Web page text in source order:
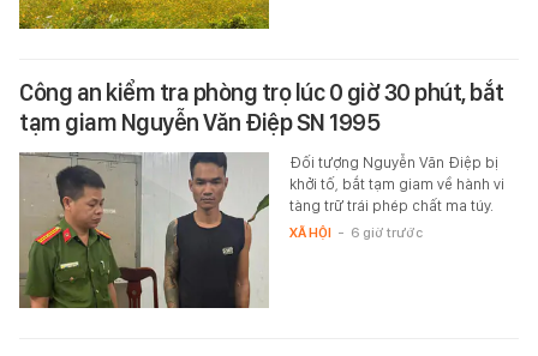
Công an kiểm tra phòng trọ lúc 0 giờ 30 phút, bắt
tạm giam Nguyễn Văn Điệp SN 1995
Đối tượng Nguyễn Văn Điệp bị
khởi tố, bắt tạm giam về hành vi
tàng trữ trái phép chất ma túy.
XÃ HỘI - 6 giờ trước